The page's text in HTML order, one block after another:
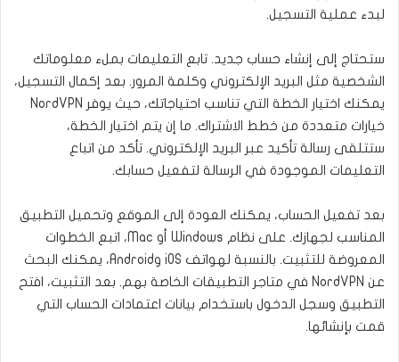
لبدء عملية التسجيل.
ستحتاج إلى إنشاء حساب جديد. تابع التعليمات بملء معلوماتك
الشخصية مثل البريد الإلكتروني وكلمة المرور. بعد إكمال التسجيل،
يمكنك اختيار الخطة التي تناسب احتياجاتك، حيث يوفر NordVPN
خيارات متعددة من خطط الاشتراك. ما إن يتم اختيار الخطة،
ستتلقى رسالة تأكيد عبر البريد الإلكتروني. تأكد من اتباع
التعليمات الموجودة في الرسالة لتفعيل حسابك.
بعد تفعيل الحساب، يمكنك العودة إلى الموقع وتحميل التطبيق
المناسب لجهازك. على نظام Windows أو Mac، اتبع الخطوات
المعروضة للتثبيت. بالنسبة لهواتف iOS وAndroid، يمكنك البحث
عن NordVPN في متاجر التطبيقات الخاصة بهم. بعد التثبيت، افتح
التطبيق وسجل الدخول باستخدام بيانات اعتمادات الحساب التي
قمت بإنشائها.